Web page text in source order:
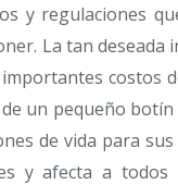
y regulaciones
La tan
costos
un pequeño
de vida para
y afecta a todos